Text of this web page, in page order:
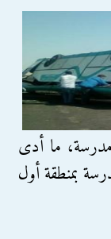
ما أدى
للمدرسة بمنطقة أول